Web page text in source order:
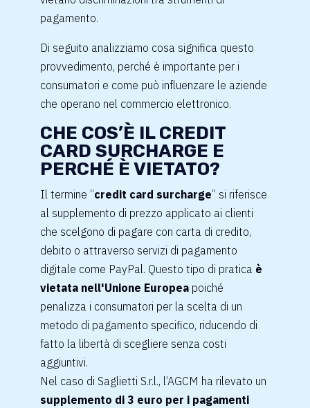
pagamento.
Di seguito analizziamo cosa significa questo
provvedimento, perché è importante per i
consumatori e come può influenzare le aziende
che operano nel commercio elettronico.
CHE COS’È IL CREDIT
CARD SURCHARGE E
PERCHÉ È VIETATO?
Il termine “credit card surcharge” si riferisce
al supplemento di prezzo applicato ai clienti
che scelgono di pagare con carta di credito,
debito o attraverso servizi di pagamento
digitale come PayPal. Questo tipo di pratica è
vietata nell'Unione Europeapoiché
penalizza i consumatori per la scelta di un
metodo di pagamento specifico, riducendo di
fatto la libertà di scegliere senza costi
aggiuntivi.
Nel caso di Saglietti S.r.l., l’AGCM ha rilevato un
supplemento di 3 euro per i pagamenti